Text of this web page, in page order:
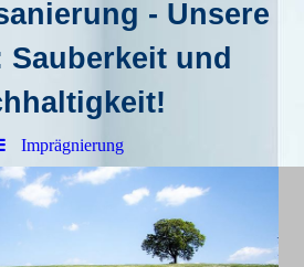
- Unsere
Sauberkeit und
Imprägnierung